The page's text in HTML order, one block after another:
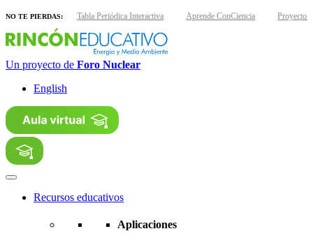
NO TE PIERDAS:
interactivas Tabla Periódica Interactiva Aprende ConCiencia Proyecto
Un proyecto de Foro Nuclear
English
Recursos educativos
Aplicaciones